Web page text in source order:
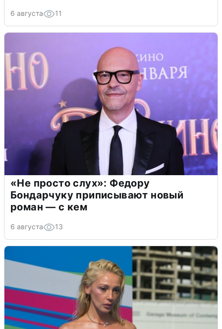
6 августа 11
«Не просто слух»: Федору
Бондарчуку приписывают новый
роман — с кем
6 августа 13